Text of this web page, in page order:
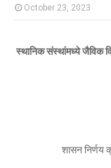
October 23, 2023
स्थानिक संस्थांमध्ये जैविक
शासन निर्णय